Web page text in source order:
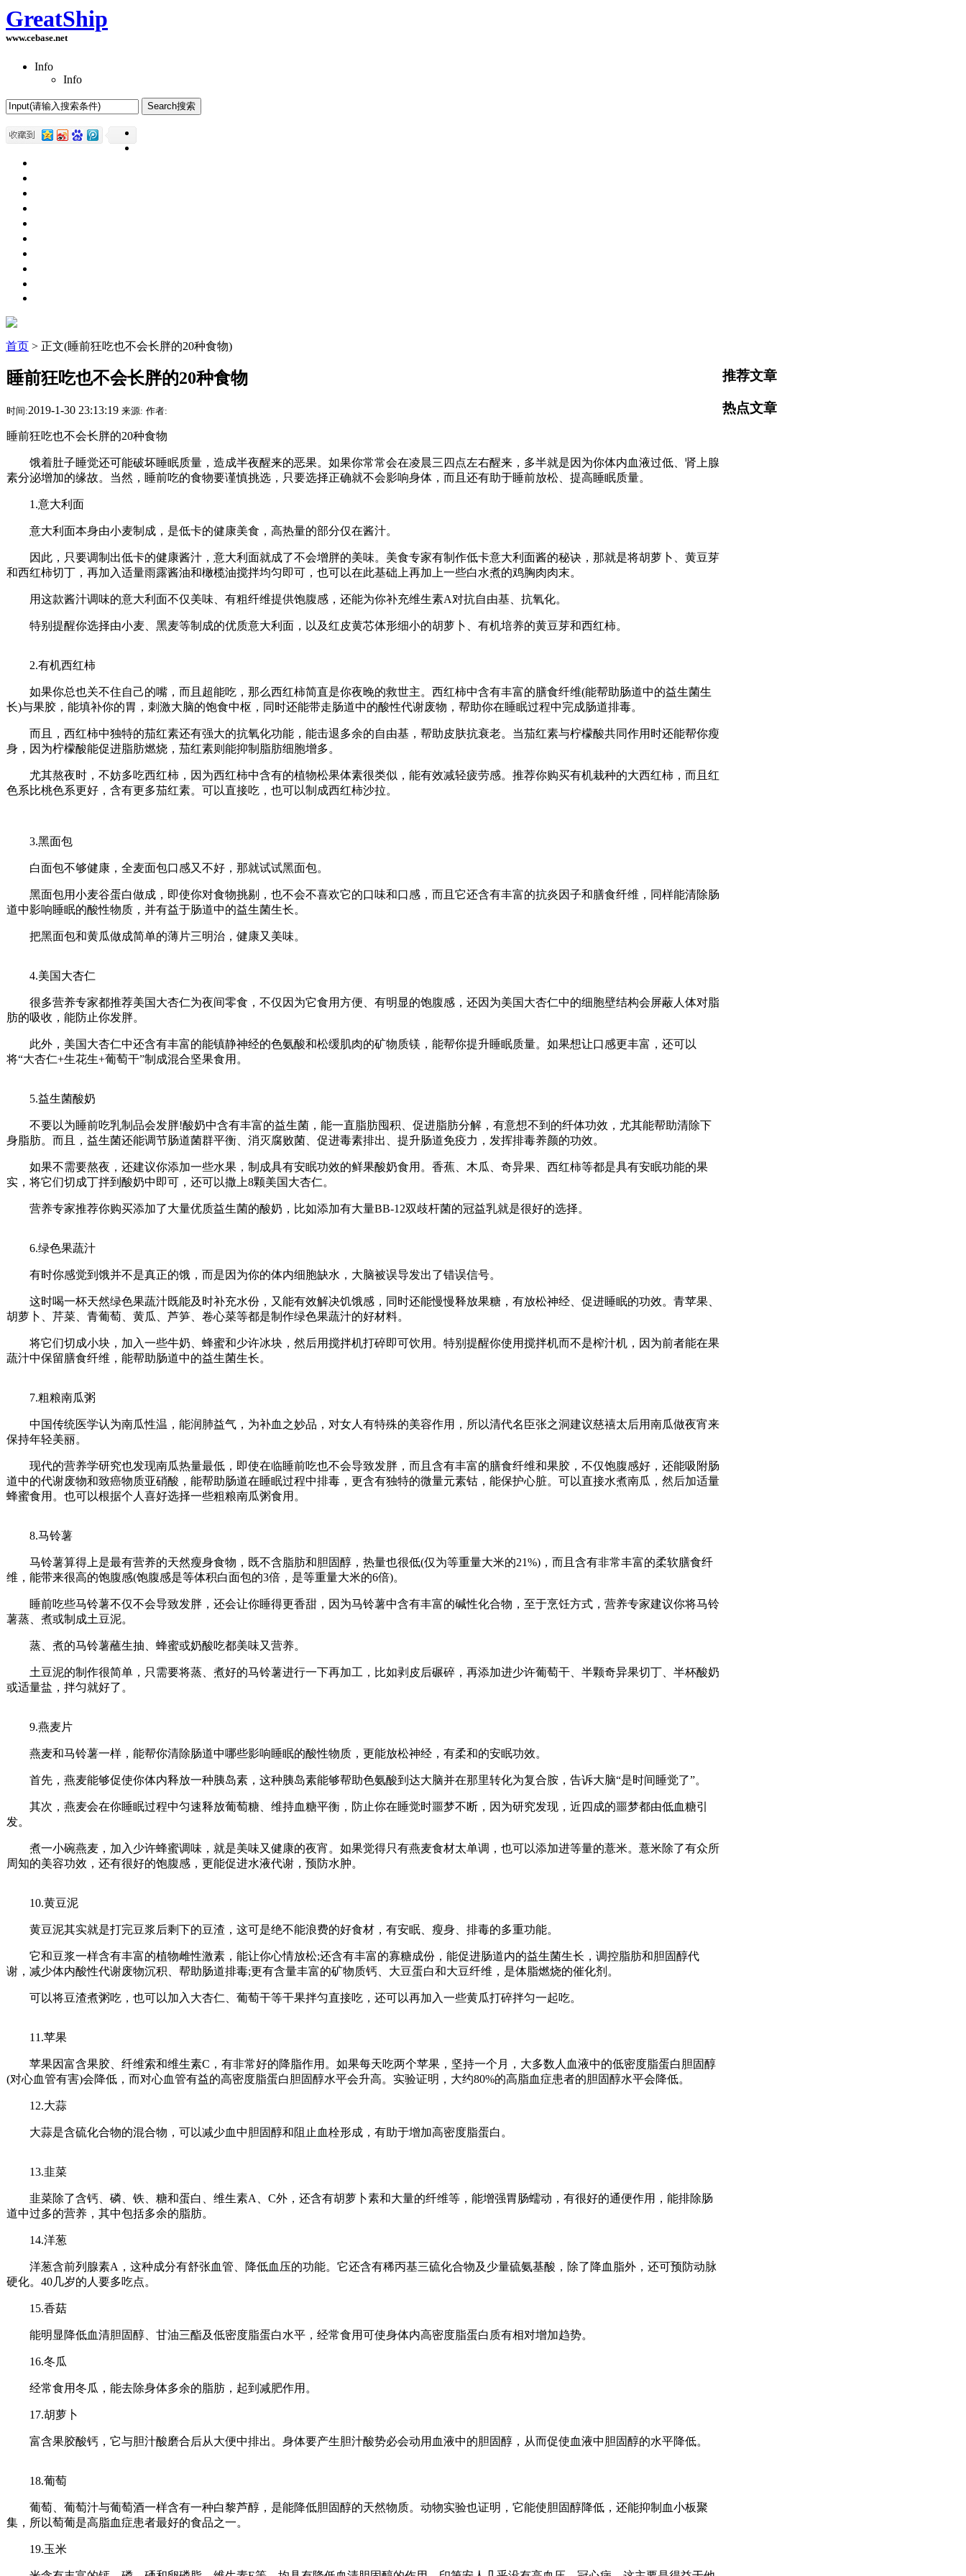
GreatShip
www.cebase.net
Info
Info
首页 > 正文(睡前狂吃也不会长胖的20种食物)
睡前狂吃也不会长胖的20种食物
时间:2019-1-30 23:13:19 来源: 作者:
睡前狂吃也不会长胖的20种食物
饿着肚子睡觉还可能破坏睡眠质量，造成半夜醒来的恶果。如果你常常会在凌晨三四点左右醒来，多半就是因为你体内血液过低、肾上腺
素分泌增加的缘故。当然，睡前吃的食物要谨慎挑选，只要选择正确就不会影响身体，而且还有助于睡前放松、提高睡眠质量。
1.意大利面
意大利面本身由小麦制成，是低卡的健康美食，高热量的部分仅在酱汁。
因此，只要调制出低卡的健康酱汁，意大利面就成了不会增胖的美味。美食专家有制作低卡意大利面酱的秘诀，那就是将胡萝卜、黄豆芽
和西红柿切丁，再加入适量雨露酱油和橄榄油搅拌均匀即可，也可以在此基础上再加上一些白水煮的鸡胸肉肉末。
用这款酱汁调味的意大利面不仅美味、有粗纤维提供饱腹感，还能为你补充维生素A对抗自由基、抗氧化。
特别提醒你选择由小麦、黑麦等制成的优质意大利面，以及红皮黄芯体形细小的胡萝卜、有机培养的黄豆芽和西红柿。
2.有机西红柿
如果你总也关不住自己的嘴，而且超能吃，那么西红柿简直是你夜晚的救世主。西红柿中含有丰富的膳食纤维(能帮助肠道中的益生菌生
长)与果胶，能填补你的胃，刺激大脑的饱食中枢，同时还能带走肠道中的酸性代谢废物，帮助你在睡眠过程中完成肠道排毒。
而且，西红柿中独特的茄红素还有强大的抗氧化功能，能击退多余的自由基，帮助皮肤抗衰老。当茄红素与柠檬酸共同作用时还能帮你瘦
身，因为柠檬酸能促进脂肪燃烧，茄红素则能抑制脂肪细胞增多。
尤其熬夜时，不妨多吃西红柿，因为西红柿中含有的植物松果体素很类似，能有效减轻疲劳感。推荐你购买有机栽种的大西红柿，而且红
色系比桃色系更好，含有更多茄红素。可以直接吃，也可以制成西红柿沙拉。
3.黑面包
白面包不够健康，全麦面包口感又不好，那就试试黑面包。
黑面包用小麦谷蛋白做成，即使你对食物挑剔，也不会不喜欢它的口味和口感，而且它还含有丰富的抗炎因子和膳食纤维，同样能清除肠
道中影响睡眠的酸性物质，并有益于肠道中的益生菌生长。
把黑面包和黄瓜做成简单的薄片三明治，健康又美味。
4.美国大杏仁
很多营养专家都推荐美国大杏仁为夜间零食，不仅因为它食用方便、有明显的饱腹感，还因为美国大杏仁中的细胞壁结构会屏蔽人体对脂
肪的吸收，能防止你发胖。
此外，美国大杏仁中还含有丰富的能镇静神经的色氨酸和松缓肌肉的矿物质镁，能帮你提升睡眠质量。如果想让口感更丰富，还可以
将“大杏仁+生花生+葡萄干”制成混合坚果食用。
5.益生菌酸奶
不要以为睡前吃乳制品会发胖!酸奶中含有丰富的益生菌，能一直脂肪囤积、促进脂肪分解，有意想不到的纤体功效，尤其能帮助清除下
身脂肪。而且，益生菌还能调节肠道菌群平衡、消灭腐败菌、促进毒素排出、提升肠道免疫力，发挥排毒养颜的功效。
如果不需要熬夜，还建议你添加一些水果，制成具有安眠功效的鲜果酸奶食用。香蕉、木瓜、奇异果、西红柿等都是具有安眠功能的果
实，将它们切成丁拌到酸奶中即可，还可以撒上8颗美国大杏仁。
营养专家推荐你购买添加了大量优质益生菌的酸奶，比如添加有大量BB-12双歧杆菌的冠益乳就是很好的选择。
6.绿色果蔬汁
有时你感觉到饿并不是真正的饿，而是因为你的体内细胞缺水，大脑被误导发出了错误信号。
这时喝一杯天然绿色果蔬汁既能及时补充水份，又能有效解决饥饿感，同时还能慢慢释放果糖，有放松神经、促进睡眠的功效。青苹果、
胡萝卜、芹菜、青葡萄、黄瓜、芦笋、卷心菜等都是制作绿色果蔬汁的好材料。
将它们切成小块，加入一些牛奶、蜂蜜和少许冰块，然后用搅拌机打碎即可饮用。特别提醒你使用搅拌机而不是榨汁机，因为前者能在果
蔬汁中保留膳食纤维，能帮助肠道中的益生菌生长。
7.粗粮南瓜粥
中国传统医学认为南瓜性温，能润肺益气，为补血之妙品，对女人有特殊的美容作用，所以清代名臣张之洞建议慈禧太后用南瓜做夜宵来
保持年轻美丽。
现代的营养学研究也发现南瓜热量最低，即使在临睡前吃也不会导致发胖，而且含有丰富的膳食纤维和果胶，不仅饱腹感好，还能吸附肠
道中的代谢废物和致癌物质亚硝酸，能帮助肠道在睡眠过程中排毒，更含有独特的微量元素钴，能保护心脏。可以直接水煮南瓜，然后加适量
蜂蜜食用。也可以根据个人喜好选择一些粗粮南瓜粥食用。
8.马铃薯
马铃薯算得上是最有营养的天然瘦身食物，既不含脂肪和胆固醇，热量也很低(仅为等重量大米的21%)，而且含有非常丰富的柔软膳食纤
维，能带来很高的饱腹感(饱腹感是等体积白面包的3倍，是等重量大米的6倍)。
睡前吃些马铃薯不仅不会导致发胖，还会让你睡得更香甜，因为马铃薯中含有丰富的碱性化合物，至于烹饪方式，营养专家建议你将马铃
薯蒸、煮或制成土豆泥。
蒸、煮的马铃薯蘸生抽、蜂蜜或奶酸吃都美味又营养。
土豆泥的制作很简单，只需要将蒸、煮好的马铃薯进行一下再加工，比如剥皮后碾碎，再添加进少许葡萄干、半颗奇异果切丁、半杯酸奶
或适量盐，拌匀就好了。
9.燕麦片
燕麦和马铃薯一样，能帮你清除肠道中哪些影响睡眠的酸性物质，更能放松神经，有柔和的安眠功效。
首先，燕麦能够促使你体内释放一种胰岛素，这种胰岛素能够帮助色氨酸到达大脑并在那里转化为复合胺，告诉大脑“是时间睡觉了”。
其次，燕麦会在你睡眠过程中匀速释放葡萄糖、维持血糖平衡，防止你在睡觉时噩梦不断，因为研究发现，近四成的噩梦都由低血糖引
发。
煮一小碗燕麦，加入少许蜂蜜调味，就是美味又健康的夜宵。如果觉得只有燕麦食材太单调，也可以添加进等量的薏米。薏米除了有众所
周知的美容功效，还有很好的饱腹感，更能促进水液代谢，预防水肿。
10.黄豆泥
黄豆泥其实就是打完豆浆后剩下的豆渣，这可是绝不能浪费的好食材，有安眠、瘦身、排毒的多重功能。
它和豆浆一样含有丰富的植物雌性激素，能让你心情放松;还含有丰富的寡糖成份，能促进肠道内的益生菌生长，调控脂肪和胆固醇代
谢，减少体内酸性代谢废物沉积、帮助肠道排毒;更有含量丰富的矿物质钙、大豆蛋白和大豆纤维，是体脂燃烧的催化剂。
可以将豆渣煮粥吃，也可以加入大杏仁、葡萄干等干果拌匀直接吃，还可以再加入一些黄瓜打碎拌匀一起吃。
11.苹果
苹果因富含果胶、纤维索和维生素C，有非常好的降脂作用。如果每天吃两个苹果，坚持一个月，大多数人血液中的低密度脂蛋白胆固醇
(对心血管有害)会降低，而对心血管有益的高密度脂蛋白胆固醇水平会升高。实验证明，大约80%的高脂血症患者的胆固醇水平会降低。
12.大蒜
大蒜是含硫化合物的混合物，可以减少血中胆固醇和阻止血栓形成，有助于增加高密度脂蛋白。
13.韭菜
韭菜除了含钙、磷、铁、糖和蛋白、维生素A、C外，还含有胡萝卜素和大量的纤维等，能增强胃肠蠕动，有很好的通便作用，能排除肠
道中过多的营养，其中包括多余的脂肪。
14.洋葱
洋葱含前列腺素A，这种成分有舒张血管、降低血压的功能。它还含有稀丙基三硫化合物及少量硫氨基酸，除了降血脂外，还可预防动脉
硬化。40几岁的人要多吃点。
15.香菇
能明显降低血清胆固醇、甘油三酯及低密度脂蛋白水平，经常食用可使身体内高密度脂蛋白质有相对增加趋势。
16.冬瓜
经常食用冬瓜，能去除身体多余的脂肪，起到减肥作用。
17.胡萝卜
富含果胶酸钙，它与胆汁酸磨合后从大便中排出。身体要产生胆汁酸势必会动用血液中的胆固醇，从而促使血液中胆固醇的水平降低。
18.葡萄
葡萄、葡萄汁与葡萄酒一样含有一种白黎芦醇，是能降低胆固醇的天然物质。动物实验也证明，它能使胆固醇降低，还能抑制血小板聚
集，所以萄葡是高脂血症患者最好的食品之一。
19.玉米
推荐文章
热点文章